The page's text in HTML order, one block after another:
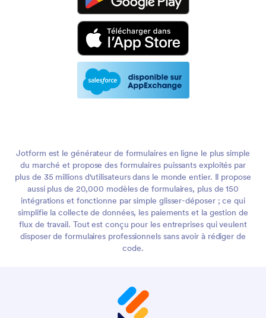
Jotform est le générateur de formulaires en ligne le plus simple
du marché et propose des formulaires puissants exploités par
plus de 35 millions d'utilisateurs dans le monde entier. Il propose
aussi plus de 20,000 modèles de formulaires, plus de 150
intégrations et fonctionne par simple glisser-déposer ; ce qui
simplifie la collecte de données, les paiements et la gestion de
flux de travail. Tout est conçu pour les entreprises qui veulent
disposer de formulaires professionnels sans avoir à rédiger de
code.